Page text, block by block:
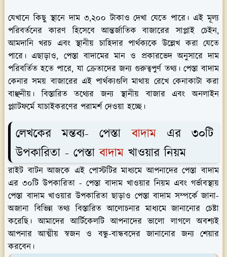
যেখানে কিছু স্থানে দাম ৩,২০০ টাকাও দেখা যেতে পারে​। এই মূল্য
পরিবর্তনের কারণ হিসেবে আন্তর্জাতিক বাজারের সাপ্লাই চেইন,
আমদানি খরচ এবং স্থানীয় চাহিদার পার্থক্যকে উল্লেখ করা যেতে
পারে। এছাড়াও, পেস্তা বাদামের মান ও প্রকারভেদ অনুসারে দাম
পরিবর্তিত হতে পারে, যা ক্রেতাদের জন্য গুরুত্বপুর্ণ তথ্য। পেস্তা বাদাম
কেনার সময় বাজারের এই পার্থক্যগুলি মাথায় রেখে কেনাকাটা করা
বাঞ্ছনীয়। বিস্তারিত তথ্যের জন্য স্থানীয় বাজার এবং অনলাইন
প্ল্যাটফর্মে যাচাইকরণের পরামর্শ দেওয়া হচ্ছে।
লেখকের মন্তব্য- পেস্তাবাদামএর ৩০টি
উপকারিতা - পেস্তাবাদাম খাওয়ার নিয়ম
রাইট বাটন আজকে এই পোস্টটির মাধ্যমে আপনাদের পেস্তা বাদাম
এর ৩০টি উপকারিতা - পেস্তা বাদাম খাওয়ার নিয়ম এবং গর্ভাবস্থায়
পেস্তা বাদাম খাওয়ার উপকারিতা ছাড়াও পেস্তা বাদাম সম্পর্কে জানা-
অজানা বিভিন্ন তথ্য বিস্তারিত আলোচনার মাধ্যমে জানানোর চেষ্টা
করেছি। আমাদের আর্টিকেলটি আপনাদের ভালো লাগলে অবশ্যই
আপনার আত্মীয় স্বজন ও বন্ধু-বান্ধবদের জানানোর জন্য শেয়ার
করবেন।